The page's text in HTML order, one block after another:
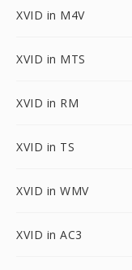
XVID in M4V
XVID in MTS
XVID in RM
XVID in TS
XVID in WMV
XVID in AC3